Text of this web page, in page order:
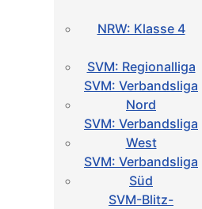
NRW: Klasse 4
SVM: Regionalliga
SVM: Verbandsliga
Nord
SVM: Verbandsliga
West
SVM: Verbandsliga
Süd
SVM-Blitz-